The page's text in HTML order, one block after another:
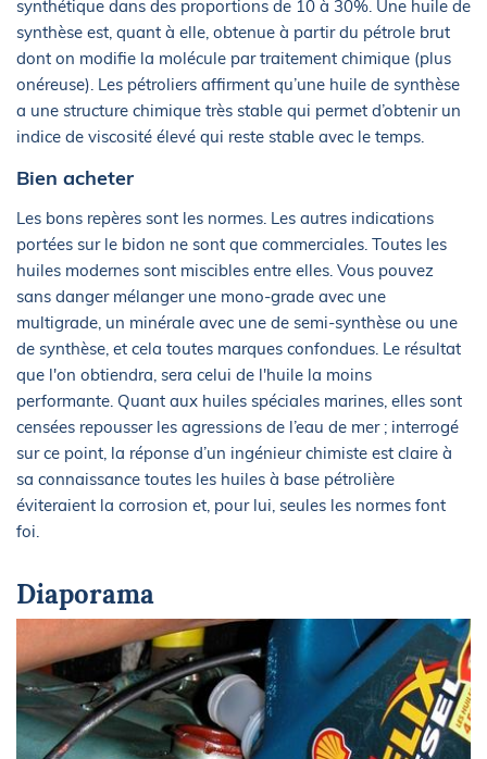
synthétique dans des proportions de 10 à 30%. Une huile de
synthèse est, quant à elle, obtenue à partir du pétrole brut
dont on modifie la molécule par traitement chimique (plus
onéreuse). Les pétroliers affirment qu’une huile de synthèse
a une structure chimique très stable qui permet d’obtenir un
indice de viscosité élevé qui reste stable avec le temps.
Bien acheter
Les bons repères sont les normes. Les autres indications
portées sur le bidon ne sont que commerciales. Toutes les
huiles modernes sont miscibles entre elles. Vous pouvez
sans danger mélanger une mono-grade avec une
multigrade, un minérale avec une de semi-synthèse ou une
de synthèse, et cela toutes marques confondues. Le résultat
que l'on obtiendra, sera celui de l'huile la moins
performante. Quant aux huiles spéciales marines, elles sont
censées repousser les agressions de l’eau de mer ; interrogé
sur ce point, la réponse d’un ingénieur chimiste est claire à
sa connaissance toutes les huiles à base pétrolière
éviteraient la corrosion et, pour lui, seules les normes font
foi.
Diaporama